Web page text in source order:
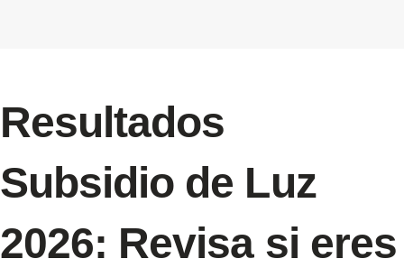
Resultados
Subsidio de Luz
2026: Revisa si eres